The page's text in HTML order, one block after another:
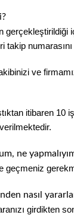
gerçekleştirildiği
takip
ve
itibaren 10
ne
geçmeniz
nasıl
girdikten